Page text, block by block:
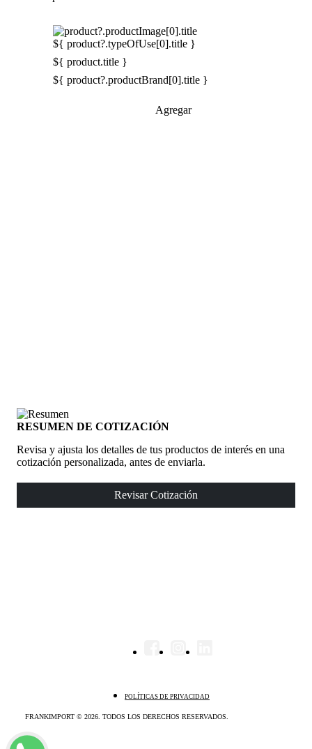
${ product?.typeOfUse[0].title }
${ product.title }
${ product?.productBrand[0].title }
Agregar
RESUMEN DE COTIZACIÓN
Revisa y ajusta los detalles de tus productos de interés en una
cotización personalizada, antes de enviarla.
Revisar Cotización
FRANKIMPORT © 2026. TODOS LOS DERECHOS RESERVADOS.
POLÍTICAS DE PRIVACIDAD